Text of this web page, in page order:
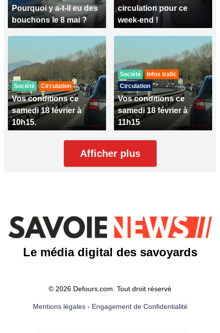
Pourquoi y a-t-il eu des
bouchons le 8 mai ?
circulation pour ce
week-end !
Société Circulation
Vos conditions ce
samedi 18 février à
10h15.
Société
Infos trafic
Circulation
Vos conditions ce
samedi 18 février à
11h15
Afficher plus
Le média digital des savoyards
© 2026 Defours.com. Tout droit réservé
Mentions légales- Engagement de Confidentialité